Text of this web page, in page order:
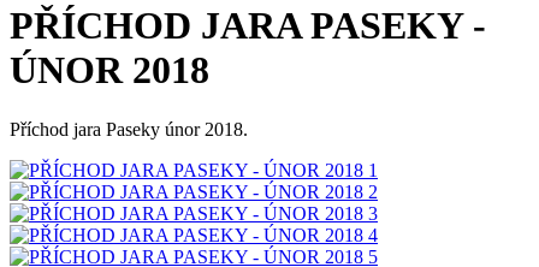
PŘÍCHOD JARA PASEKY -
ÚNOR 2018
Příchod jara Paseky únor 2018.